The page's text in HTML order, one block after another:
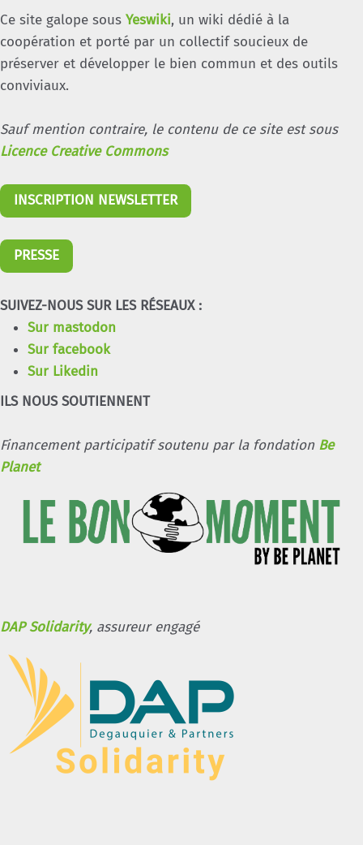
Ce site galope sous Yeswiki, un wiki dédié à la
coopération et porté par un collectif soucieux de
préserver et développer le bien commun et des outils
conviviaux.
Sauf mention contraire, le contenu de ce site est sous
Licence Creative Commons
INSCRIPTION NEWSLETTER
PRESSE
SUIVEZ-NOUS SUR LES RÉSEAUX :
Sur mastodon
Sur facebook
Sur Likedin
ILS NOUS SOUTIENNENT
Financement participatif soutenu par la fondation Be
Planet
DAP Solidarity, assureur engagé